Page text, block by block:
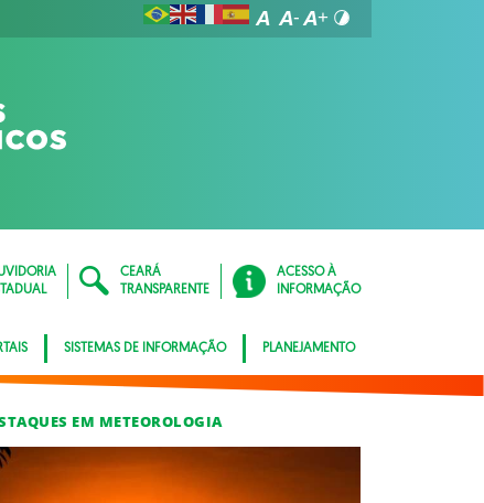
CEARÁ
TRANSPARENTE
ACESSO À
INFORMAÇÃO
SISTEMAS DE INFORMAÇÃO PLANEJAMENTO
EM METEOROLOGIA